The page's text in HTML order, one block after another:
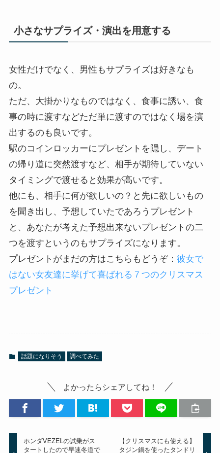
小さなサプライズ・演出を用意する
女性だけでなく、男性もサプライズは好きなも
の。
ただ、大掛かりなものではなく、食事に誘い、食
事の時に渡すなどただ単に渡すのではなく場を演
出するのも良いです。
駅のコインロッカーにプレゼントを隠し、デート
の帰り道に突然渡すなど、相手が期待していない
タイミングで渡せると効果が高いです。
他にも、相手に何が欲しいの？と先に欲しいもの
を聞き出し、予想していたであろうプレゼント
と、あなたが考えた予想出来ないプレゼントの二
つを渡すというのもサプライズになります。
プレゼントがまだの方はこちらもどうぞ： 彼女で
はない女友達に挙げて喜ばれる７つのクリスマス
プレゼント
話題になりそう 調べてみた
よかったらシェアしてね！
ホンダVEZELの試乗がス
タートしたので早速冬道で
【クリスマスにも使える】
タジン鍋を使ったタンドリ